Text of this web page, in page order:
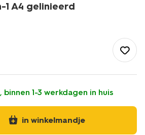
1 A4 gelinieerd
1-3 werkdagen in huis
in winkelmandje